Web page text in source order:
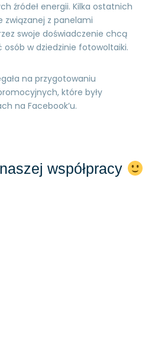
źródeł energii. Kilka ostatnich
z panelami
swoje doświadczenie chcą
osób w dziedzinie fotowoltaiki.
na przygotowaniu
które były
na Facebook’u.
współpracy